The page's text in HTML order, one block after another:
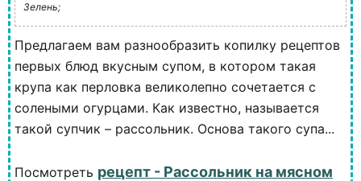
Зелень;
Предлагаем вам разнообразить копилку рецептов
первых блюд вкусным супом, в котором такая
крупа как перловка великолепно сочетается с
солеными огурцами. Как известно, называется
такой супчик – рассольник. Основа такого супа...
Посмотреть рецепт - Рассольник на мясном